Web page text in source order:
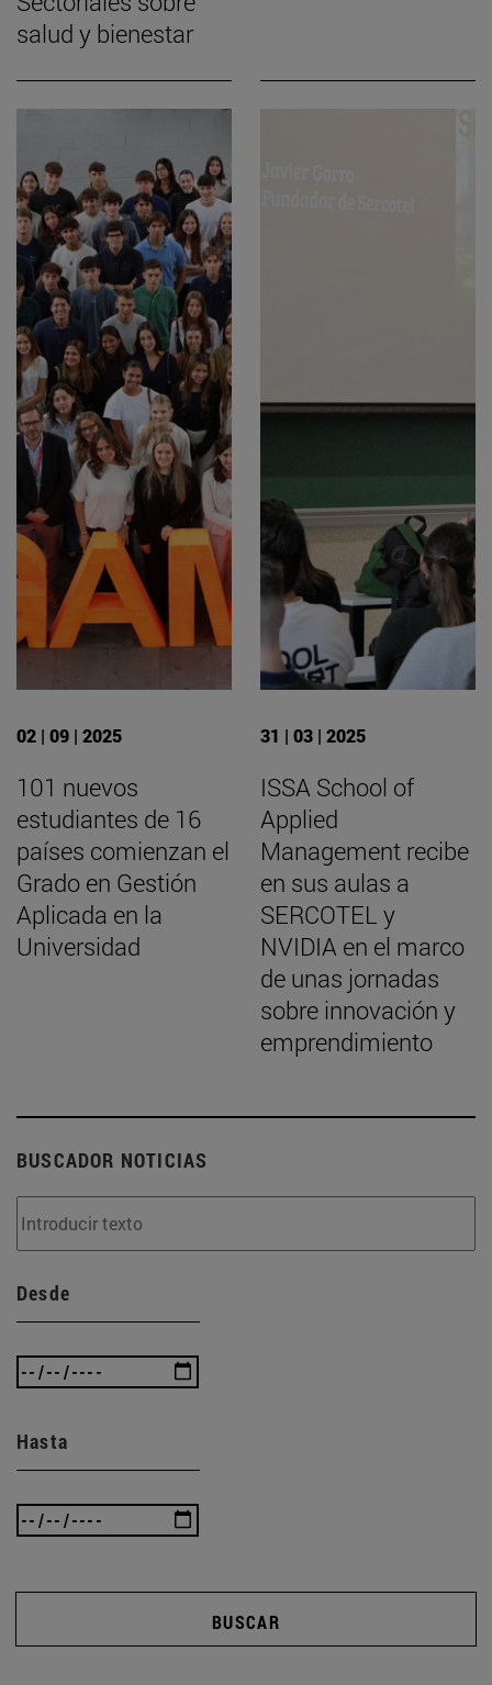
salud y bienestar
02 | 09 | 2025
101 nuevos
estudiantes de 16
países comienzan el
Grado en Gestión
Aplicada en la
Universidad
31 | 03 | 2025
ISSA School of
Applied
Management recibe
en sus aulas a
SERCOTEL y
NVIDIA en el marco
de unas jornadas
sobre innovación y
emprendimiento
BUSCADOR NOTICIAS
Desde
Hasta
BUSCAR